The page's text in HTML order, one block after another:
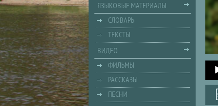
Audio
ЯЗЫКОВЫЕ МАТЕРИАЛЫ
СЛОВАРЬ
ТЕКСТЫ
ВИДЕО
ФИЛЬМЫ
РАССКАЗЫ
ПЕСНИ